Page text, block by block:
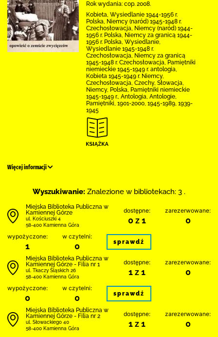
Rok wydania: cop. 2008.
Kobieta, Wysiedlanie 1944-1956 r.
Polska, Niemcy (naród) 1945-1948 r.
Czechosłowacja, Niemcy (naród) 1944-
1956 r. Polska, Niemcy za granicą 1944-
1956 r. Polska, Wysiedlanie,
Wysiedlanie 1945-1948 r.
Czechosłowacja, Niemcy za granicą
1945-1948 r. Czechosłowacja, Pamiętniki
niemieckie 1945-1949 r. antologia,
Kobieta 1945-1949 r. Niemcy,
Czechosłowacja, Czechy, Słowacja,
Niemcy, Polska, Pamiętniki niemieckie
1945-1949 r., Antologia, Antologie,
Pamiętniki, 1901-2000, 1945-1989, 1939-
1945
Więcej informacji
Wyszukiwanie: Znalezione w bibliotekach: 3 .
Miejska Biblioteka Publiczna w
Kamiennej Górze
ul. Kościuszki 4
58-400 Kamienna Góra
dostępne:
0 z 1
zarezerwowane:
0
wypożyczone:
1
w czytelni:
0 sprawdź
Miejska Biblioteka Publiczna w
Kamiennej Górze - Filia nr 1
ul. Tkaczy Śląskich 26
58-400 Kamienna Góra
dostępne:
1 z 1
zarezerwowane:
0
wypożyczone:
0
w czytelni:
0 sprawdź
Miejska Biblioteka Publiczna w
Kamiennej Górze - Filia nr 2
ul. Słowackiego 40
58-400 Kamienna Góra
dostępne:
1 z 1
zarezerwowane:
0